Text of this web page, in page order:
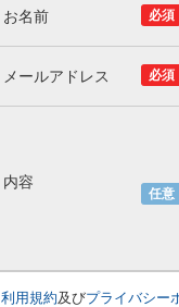
必須
お名前
必須
メールアドレス
任意
内容
利用規約及びプライバシー